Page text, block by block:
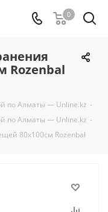
0
Rozenbal
по Алматы — Unline.kz -
по Алматы — Unline.kz -
80х100см Rozenbal